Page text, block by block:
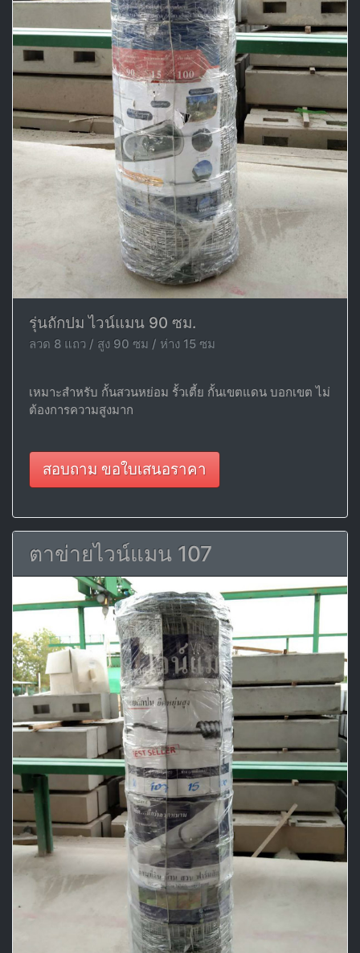
รุ่นถักปม ไวน์แมน 90 ซม.
ลวด 8 แถว / สูง 90 ซม / ห่าง 15 ซม
เหมาะสำหรับ กั้นสวนหย่อม รั้วเตี้ย กั้นเขตแดน บอกเขต ไม่
ต้องการความสูงมาก
สอบถาม ขอใบเสนอราคา
ตาข่ายไวน์แมน 107